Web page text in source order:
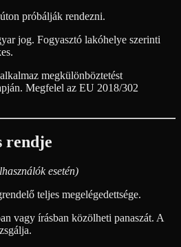
próbálják rendezni.
jog. Fogyasztó lakóhelye szerinti
megkülönböztetést
Megfelel az EU 2018/302
rendje
esetén)
teljes megelégedettsége.
vagy írásban közölheti panaszát. A